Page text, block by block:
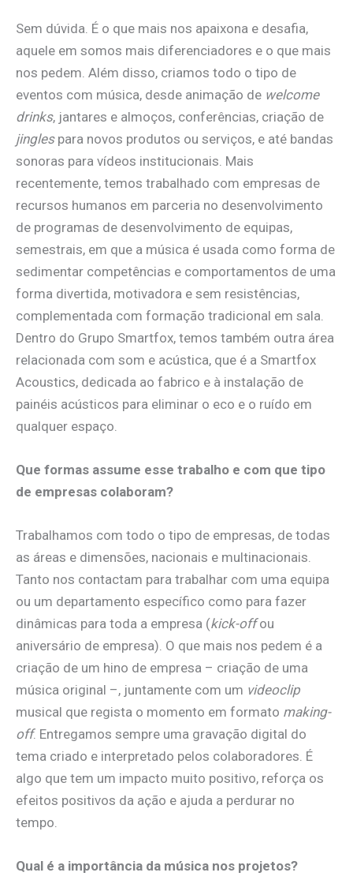
Sem dúvida. É o que mais nos apaixona e desafia,
aquele em somos mais diferenciadores e o que mais
nos pedem. Além disso, criamos todo o tipo de
eventos com música, desde animação de welcome
drinks, jantares e almoços, conferências, criação de
jinglespara novos produtos ou serviços, e até bandas
sonoras para vídeos institucionais. Mais
recentemente, temos trabalhado com empresas de
recursos humanos em parceria no desenvolvimento
de programas de desenvolvimento de equipas,
semestrais, em que a música é usada como forma de
sedimentar competências e comportamentos de uma
forma divertida, motivadora e sem resistências,
complementada com formação tradicional em sala.
Dentro do Grupo Smartfox, temos também outra área
relacionada com som e acústica, que é a Smartfox
Acoustics, dedicada ao fabrico e à instalação de
painéis acústicos para eliminar o eco e o ruído em
qualquer espaço.
Que formas assume esse trabalho e com que tipo
de empresas colaboram?
Trabalhamos com todo o tipo de empresas, de todas
as áreas e dimensões, nacionais e multinacionais.
Tanto nos contactam para trabalhar com uma equipa
ou um departamento específico como para fazer
dinâmicas para toda a empresa (kick-offou
aniversário de empresa). O que mais nos pedem é a
criação de um hino de empresa – criação de uma
música original –, juntamente com um videoclip
musical que regista o momento em formato making-
off. Entregamos sempre uma gravação digital do
tema criado e interpretado pelos colaboradores. É
algo que tem um impacto muito positivo, reforça os
efeitos positivos da ação e ajuda a perdurar no
tempo.
Qual é a importância da música nos projetos?